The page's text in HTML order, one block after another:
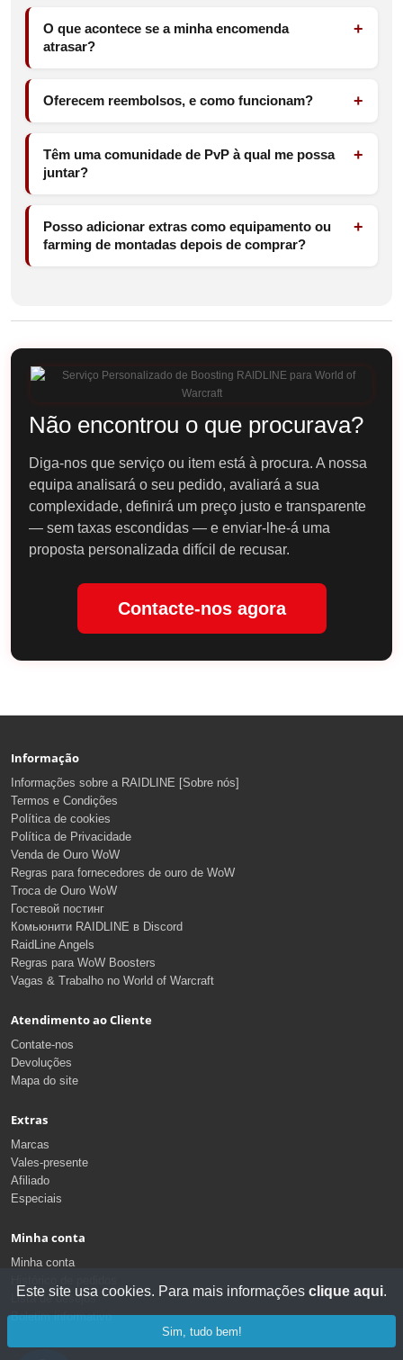
O que acontece se a minha encomenda
atrasar?
Oferecem reembolsos, e como funcionam?
Têm uma comunidade de PvP à qual me possa
juntar?
Posso adicionar extras como equipamento ou
farming de montadas depois de comprar?
Não encontrou o que procurava?
Diga-nos que serviço ou item está à procura. A nossa
equipa analisará o seu pedido, avaliará a sua
complexidade, definirá um preço justo e transparente
— sem taxas escondidas — e enviar-lhe-á uma
proposta personalizada difícil de recusar.
Contacte-nos agora
Informação
Informações sobre a RAIDLINE [Sobre nós]
Termos e Condições
Política de cookies
Política de Privacidade
Venda de Ouro WoW
Regras para fornecedores de ouro de WoW
Troca de Ouro WoW
Гостевой постинг
Комьюнити RAIDLINE в Discord
RaidLine Angels
Regras para WoW Boosters
Vagas & Trabalho no World of Warcraft
Atendimento ao Cliente
Contate-nos
Devoluções
Mapa do site
Extras
Marcas
Vales-presente
Afiliado
Especiais
Minha conta
Minha conta
Lista de desejos
Boletim informativo
Este site usa cookies. Para mais informações clique aqui.
Sim, tudo bem!